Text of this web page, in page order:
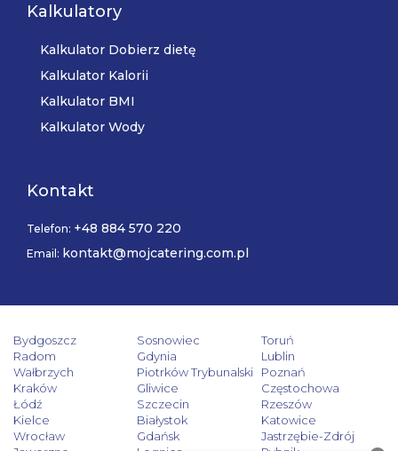
Kalkulatory
Kalkulator Dobierz dietę
Kalkulator Kalorii
Kalkulator BMI
Kalkulator Wody
Kontakt
Telefon: +48 884 570 220
Email: kontakt@mojcatering.com.pl
Bydgoszcz Sosnowiec
Toruń
Radom
Gdynia
Lublin
Wałbrzych
Piotrków Trybunalski
Poznań
Kraków
Gliwice
Częstochowa
Łódź
Szczecin
Rzeszów
Kielce
Białystok
Katowice
Wrocław
Gdańsk
Jastrzębie-Zdrój